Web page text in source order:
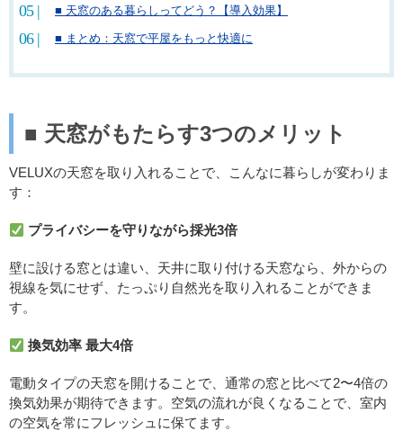
■ 天窓のある暮らしってどう？【導入効果】
■ まとめ：天窓で平屋をもっと快適に
■ 天窓がもたらす3つのメリット
VELUXの天窓を取り入れることで、こんなに暮らしが変わりま
す：
プライバシーを守りながら採光3倍
壁に設ける窓とは違い、天井に取り付ける天窓なら、外からの
視線を気にせず、たっぷり自然光を取り入れることができま
す。
換気効率 最大4倍
電動タイプの天窓を開けることで、通常の窓と比べて2〜4倍の
換気効果が期待できます。空気の流れが良くなることで、室内
の空気を常にフレッシュに保てます。